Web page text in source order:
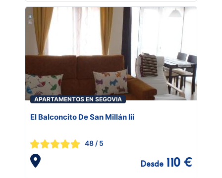
APARTAMENTOS EN SEGOVIA
El Balconcito De San Millán Iii
48 / 5
Desde 110 €